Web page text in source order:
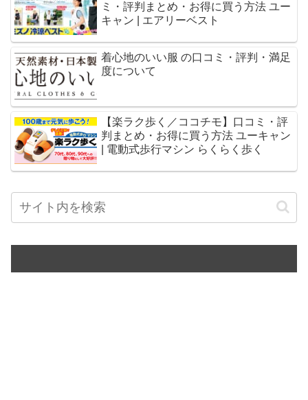
ミ・評判まとめ・お得に買う方法 ユー
キャン | エアリーベスト
着心地のいい服 の口コミ・評判・満足
度について
【楽ラク歩く／ココチモ】口コミ・評
判まとめ・お得に買う方法 ユーキャン
| 電動式歩行マシン らくらく歩く